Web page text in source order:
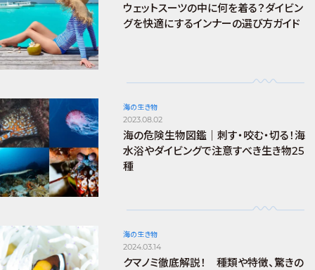
ウェットスーツの中に何を着る？ダイビン
グを快適にするインナーの選び方ガイド
海の生き物
2023.08.02
海の危険生物図鑑｜刺す・咬む・切る！海
水浴やダイビングで注意すべき生き物25
種
海の生き物
2024.03.14
クマノミ徹底解説！ 種類や特徴、驚きの